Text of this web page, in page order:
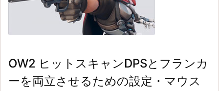
OW2 ヒットスキャンDPSとフランカ
ーを両立させるための設定・マウス